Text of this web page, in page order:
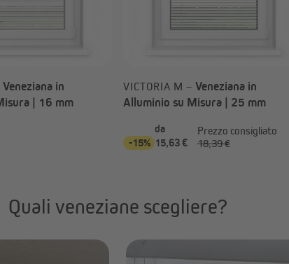
Veneziana in
| 16 mm
VICTORIA M – Veneziana in
Alluminio su Misura | 25 mm
-15%
da
15,63 €
Prezzo consigliato
18,39 €
Quali veneziane scegliere?